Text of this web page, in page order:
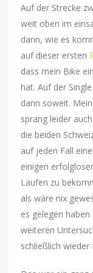
Auf der Strecke
weit oben im
dann, wie es
auf dieser ersten
dass mein Bike
hat. Auf der
dann soweit.
sprang leider
die beiden
auf jeden Fall
einigen
Laufen zu
als wäre nix
es gelegen
weiteren
schließlich wieder